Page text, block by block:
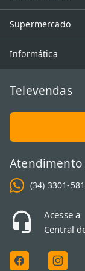
Já escolheu sua
também nossa
limpar, ajudam a
Supermercado
Informática
Televendas
(34) 3301-
Acesse a
Central